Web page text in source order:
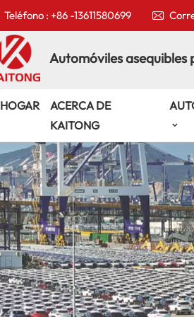
Teléfono : +86 -13611580699
Automóviles asequibles
HOGAR
ACERCA DE
KAITONG